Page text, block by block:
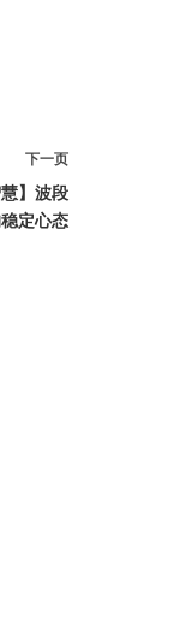
下一页
慧】波段
定心态